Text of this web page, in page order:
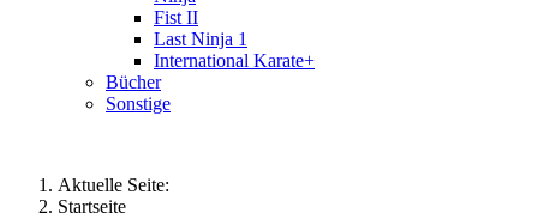
Fist II
Last Ninja 1
International Karate+
Bücher
Sonstige
Aktuelle Seite:
Startseite